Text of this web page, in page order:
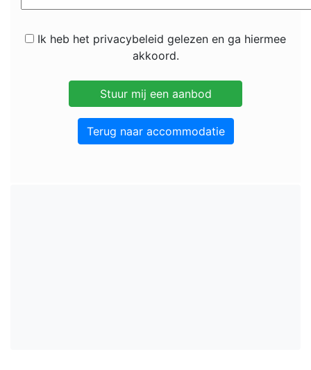
Ik heb het privacybeleid gelezen en ga hiermee
akkoord.
Terug naar accommodatie